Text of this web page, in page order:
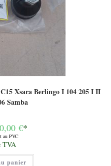
Xsara Berlingo I 104 205 I II
Samba
:
€.
€*
au PVC
TVA
panier